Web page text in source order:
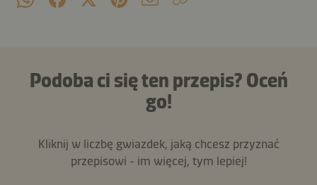
Podoba ci się ten przepis? Oceń
go!
Kliknij w liczbę gwiazdek, jaką chcesz przyznać
przepisowi - im więcej, tym lepiej!